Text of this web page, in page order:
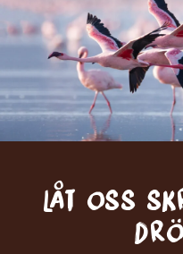
Låt oss